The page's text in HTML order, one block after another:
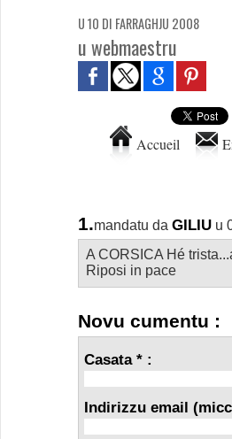
U 10 DI FARRAGHJU 2008
u webmaestru
Accueil
1.mandatu da GILIU u
A CORSICA Hé
Riposi in pace
Novu cumentu :
Casata * :
Indirizzu email